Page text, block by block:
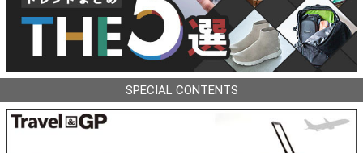
SPECIAL CONTENTS